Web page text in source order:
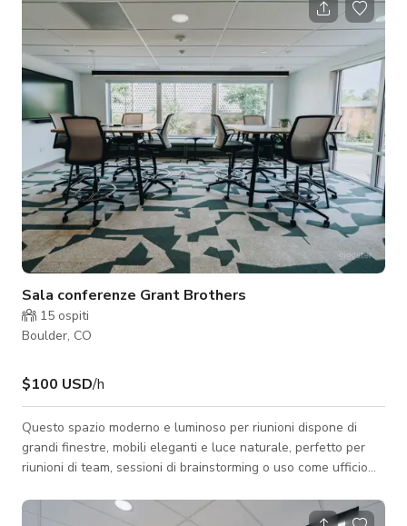
appena fatto, snack salutari e bevande, cold brew e
kombucha alla spina. Inoltre, internet in fibra ottica ad alta
velocità e stampa illimitata.
Sala conferenze Grant Brothers
15 ospiti
Boulder, CO
$100 USD/h
Questo spazio moderno e luminoso per riunioni dispone di
grandi finestre, mobili eleganti e luce naturale, perfetto per
riunioni di team, sessioni di brainstorming o uso come ufficio
confortevole ideale per produttività e collaborazione. Molta